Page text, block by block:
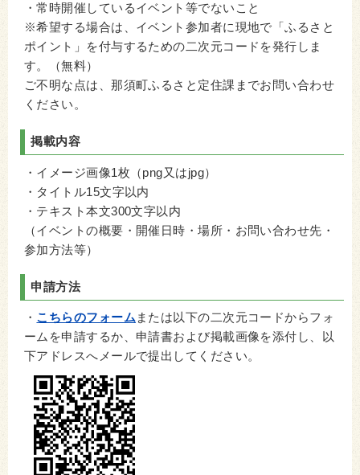
・常時開催しているイベント等でないこと
※希望する場合は、イベント参加者に現地で「ふるさと
ポイント」を付与するための二次元コードを発行しま
す。（無料）
ご不明な点は、那須町ふるさと定住課までお問い合わせ
ください。
掲載内容
・イメージ画像1枚（png又はjpg）
・タイトル15文字以内
・テキスト本文300文字以内
（イベントの概要・開催日時・場所・お問い合わせ先・
参加方法等）
申請方法
・ こちらのフォームまたは以下の二次元コードからフォ
ームを申請するか、申請書および掲載画像を添付し、以
下アドレスへメールで提出してください。